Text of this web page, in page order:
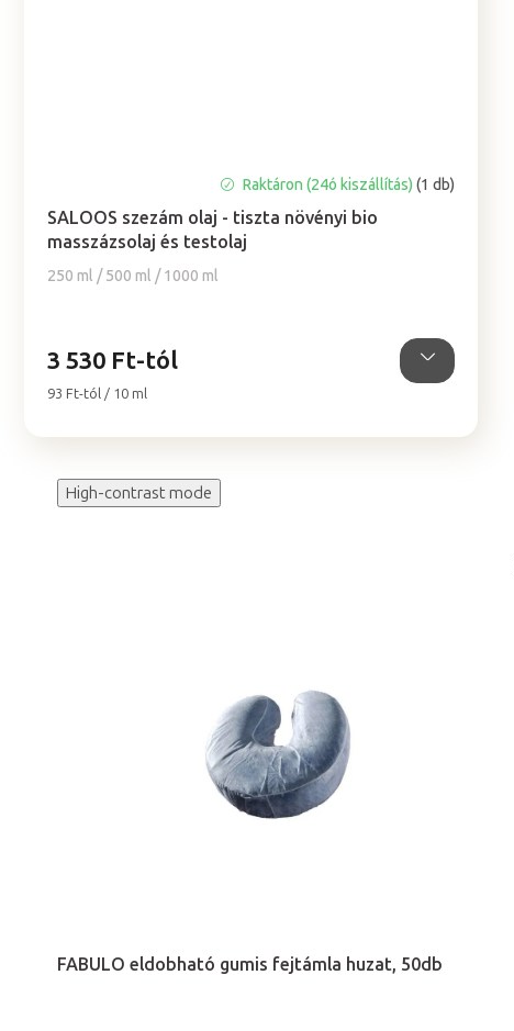
SALOOS szezám olaj - tiszta növényi bio
masszázsolaj és testolaj
250 ml / 500 ml / 1000 ml
átlagos
értékelése
5-
Raktáron (24ó kiszállítás)(1 db)
3 530 Ft-tól
Egységár:
93 Ft-tól / 10 ml
High-contrast mode
FABULO eldobható gumis fejtámla huzat, 50db